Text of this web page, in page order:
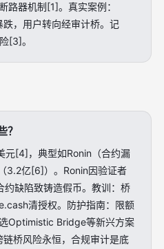
路器机制[1]。真实案例：
，用户转向经审计桥。记
[3]。
？
元[4]，典型如Ronin（合约漏
3.2亿[6]）。Ronin因验证者
约缺陷致铸造假币。教训：桥
清授权。防护指南：限额
Optimistic Bridge等新兴方案
桥风险永恒，合规审计是底